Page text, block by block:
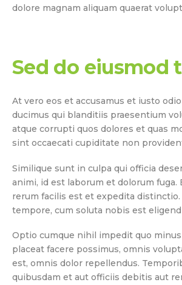
dolore magnam aliquam quaerat
Sed do eiusmod
At vero eos et accusamus et iusto
ducimus qui blanditiis praesentium
atque corrupti quos dolores et quas
sint occaecati cupiditate non
Similique sunt in culpa qui officia
animi, id est laborum et dolorum fuga.
rerum facilis est et expedita
tempore, cum soluta nobis est
Optio cumque nihil impedit quo
placeat facere possimus, omnis
est, omnis dolor repellendus.
quibusdam et aut officiis debitis aut